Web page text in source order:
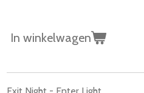
In winkelwagen